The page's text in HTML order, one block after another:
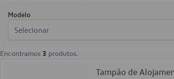
Modelo
Selecionar
Encontramos 3 produtos.
Tampão de